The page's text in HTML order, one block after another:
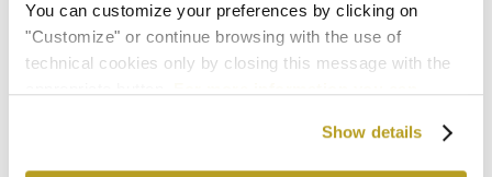
You can customize your preferences by clicking on
"Customize" or continue browsing with the use of
technical cookies only by closing this message with the
Show details
Venerdì 18 Settembre ‘26 –PAGLIACCI*di Ruggero
Leoncavallo
*SPETTACOLO AL TEATRO MALIBRAN